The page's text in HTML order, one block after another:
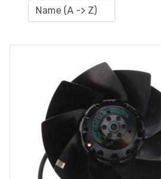
263 710 898 geral@luxivo.pt